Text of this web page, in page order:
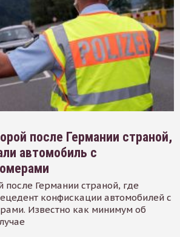
после Германии страной,
автомобиль с
после Германии страной, где
конфискации автомобилей с
Известно как минимум об